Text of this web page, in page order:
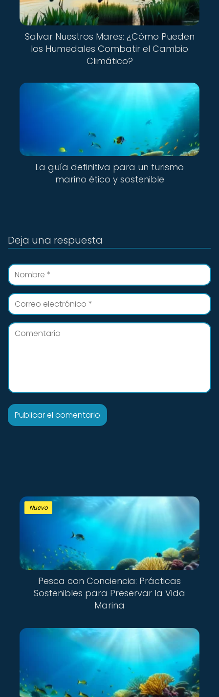
Salvar Nuestros Mares: ¿Cómo Pueden
los Humedales Combatir el Cambio
Climático?
La guía definitiva para un turismo
marino ético y sostenible
Deja una respuesta
Nuevo
Pesca con Conciencia: Prácticas
Sostenibles para Preservar la Vida
Marina